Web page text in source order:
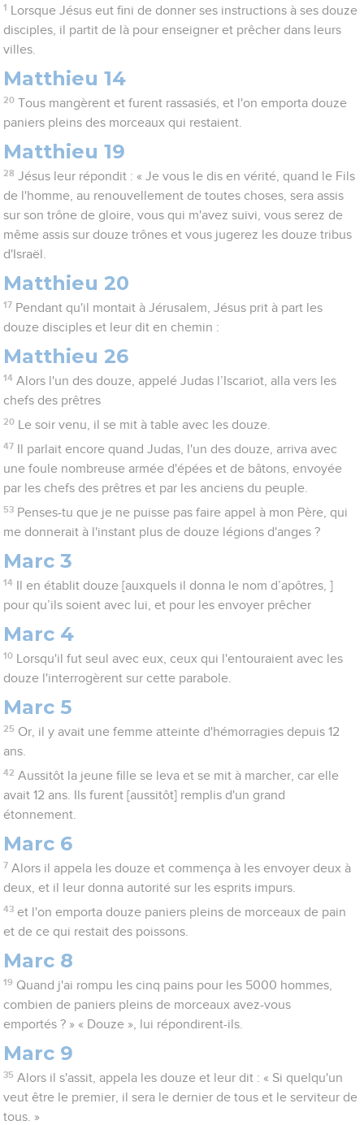
1
Lorsque Jésus eut fini de donner ses instructions à ses douze
disciples, il partit de là pour enseigner et prêcher dans leurs
villes.
Matthieu 14
20 Tous mangèrent et furent rassasiés, et l'on emporta douze
paniers pleins des morceaux qui restaient.
Matthieu 19
28 Jésus leur répondit : « Je vous le dis en vérité, quand le Fils
de l'homme, au renouvellement de toutes choses, sera assis
sur son trône de gloire, vous qui m'avez suivi, vous serez de
même assis sur douze trônes et vous jugerez les douze tribus
d'Israël.
Matthieu 20
17 Pendant qu'il montait à Jérusalem, Jésus prit à part les
douze disciples et leur dit en chemin :
Matthieu 26
14 Alors l'un des douze, appelé Judas l’Iscariot, alla vers les
chefs des prêtres
20 Le soir venu, il se mit à table avec les douze.
47
Il parlait encore quand Judas, l'un des douze, arriva avec
une foule nombreuse armée d'épées et de bâtons, envoyée
par les chefs des prêtres et par les anciens du peuple.
53 Penses-tu que je ne puisse pas faire appel à mon Père, qui
me donnerait à l'instant plus de douze légions d'anges ?
Marc 3
14
Il en établit douze [auxquels il donna le nom d’apôtres, ]
pour qu’ils soient avec lui, et pour les envoyer prêcher
Marc 4
10
Lorsqu'il fut seul avec eux, ceux qui l'entouraient avec les
douze l'interrogèrent sur cette parabole.
Marc 5
25 Or, il y avait une femme atteinte d'hémorragies depuis 12
ans.
42 Aussitôt la jeune fille se leva et se mit à marcher, car elle
avait 12 ans. Ils furent [aussitôt] remplis d'un grand
étonnement.
Marc 6
7 Alors il appela les douze et commença à les envoyer deux à
deux, et il leur donna autorité sur les esprits impurs.
43 et l'on emporta douze paniers pleins de morceaux de pain
et de ce qui restait des poissons.
Marc 8
19 Quand j'ai rompu les cinq pains pour les 5000 hommes,
combien de paniers pleins de morceaux avez-vous
emportés ? » « Douze », lui répondirent-ils.
Marc 9
35 Alors il s'assit, appela les douze et leur dit : « Si quelqu'un
veut être le premier, il sera le dernier de tous et le serviteur de
tous. »